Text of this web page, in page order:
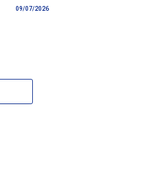
09/07/2026